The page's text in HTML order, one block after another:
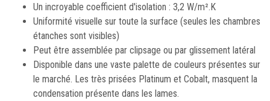
Un incroyable coefficient d'isolation : 3,2 W/m².K
Uniformité visuelle sur toute la surface (seules les chambres
étanches sont visibles)
Peut être assemblée par clipsage ou par glissement latéral
Disponible dans une vaste palette de couleurs présentes sur
le marché. Les très prisées Platinum et Cobalt, masquent la
condensation présente dans les lames.